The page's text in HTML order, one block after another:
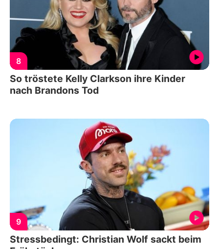
8
So tröstete Kelly Clarkson ihre Kinder
nach Brandons Tod
9
Stressbedingt: Christian Wolf sackt beim